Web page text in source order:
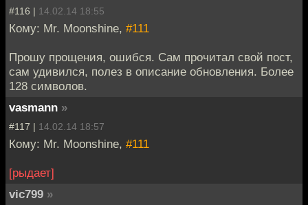
#116 | 14.02.14 18:55
Кому: Mr. Moonshine, #111
Прошу прощения, ошибся. Сам прочитал свой пост,
сам удивился, полез в описание обновления. Более
128 символов.
vasmann »
#117 | 14.02.14 18:57
Кому: Mr. Moonshine, #111
[рыдает]
vic799 »